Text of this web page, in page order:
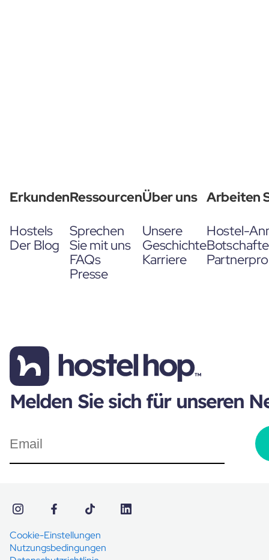
Erkunden
Hostels
Der Blog
Ressourcen
Sprechen
Sie mit uns
FAQs
Presse
Über uns
Unsere
Geschichte
Karriere
Arbeiten
Hostel-
Melden Sie sich für unseren
Cookie-Einstellungen
Nutzungsbedingungen